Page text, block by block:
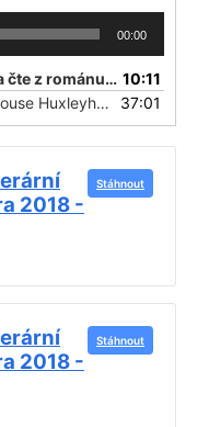
00:00
Konec civilizace -“
10:11
Konec civilizace“ 37:01
2018 -
Stáhnout
2018 -
Stáhnout